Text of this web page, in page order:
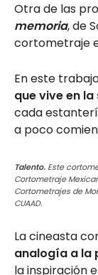
Otra de las
memoria, de
cortometraje
En este
que vive en
cada
a poco
Talento. Este
Cortometraje
Cortometrajes de
CUAAD.
La cineasta
analogía a la
la inspiración